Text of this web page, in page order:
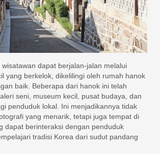
dapat berjalan-jalan melalui
yang berkelok, dikelilingi oleh rumah hanok
baik. Beberapa dari hanok ini telah
seni, museum kecil, pusat budaya, dan
penduduk lokal. Ini menjadikannya tidak
yang menarik, tetapi juga tempat di
dapat berinteraksi dengan penduduk
tradisi Korea dari sudut pandang